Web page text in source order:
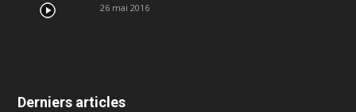
26 mai 2016
Derniers articles